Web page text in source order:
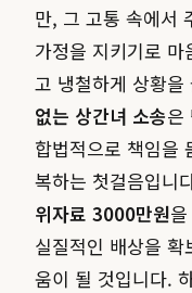
만, 그 고통 속에서
가정을 지키기로
고 냉철하게 상황
없는 상간녀 소송은
합법적으로 책임을
복하는 첫걸음입니
위자료 3000만원
실질적인 배상을
움이 될 것입니다.